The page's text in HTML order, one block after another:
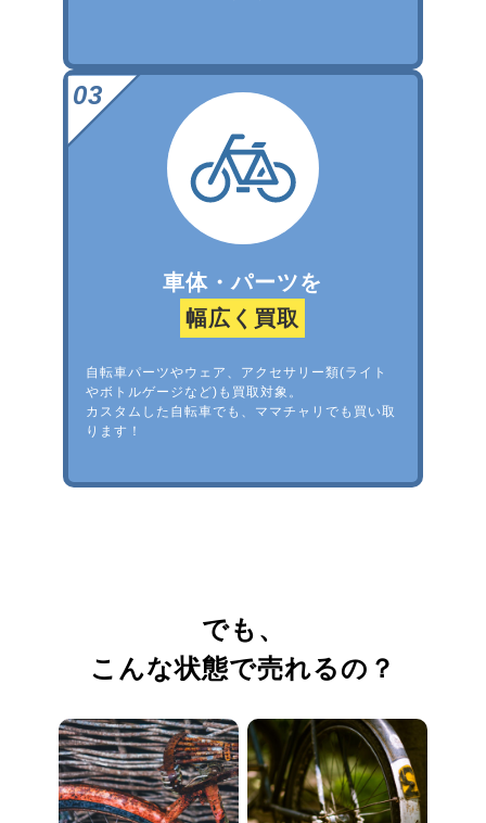
車体・パーツを
幅広く買取
自転車パーツやウェア、アクセサリー類(ライト
やボトルゲージなど)も買取対象。
カスタムした自転車でも、ママチャリでも買い取
ります！
でも、
こんな状態で売れるの？